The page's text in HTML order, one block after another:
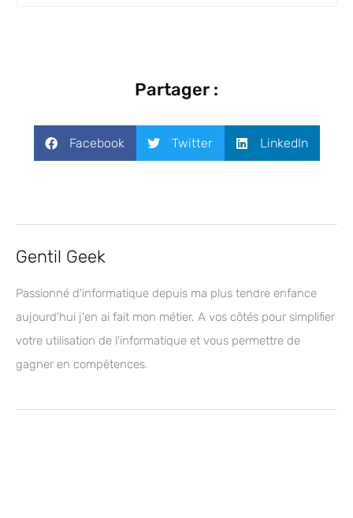
Partager :
Facebook Twitter LinkedIn
Gentil Geek
Passionné d'informatique depuis ma plus tendre enfance
aujourd'hui j'en ai fait mon métier. A vos côtés pour simplifier
votre utilisation de l'informatique et vous permettre de
gagner en compétences.